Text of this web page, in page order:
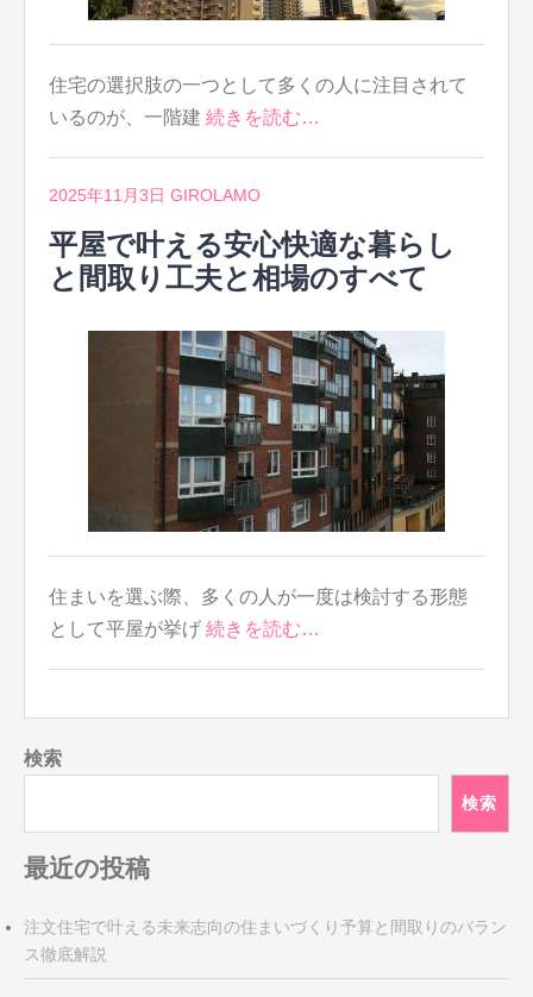
住宅の選択肢の一つとして多くの人に注目されて
いるのが、一階建 続きを読む…
2025年11月3日 GIROLAMO
平屋で叶える安心快適な暮らし
と間取り工夫と相場のすべて
住まいを選ぶ際、多くの人が一度は検討する形態
として平屋が挙げ 続きを読む…
検索
検索
最近の投稿
注文住宅で叶える未来志向の住まいづくり予算と間取りのバラン
ス徹底解説